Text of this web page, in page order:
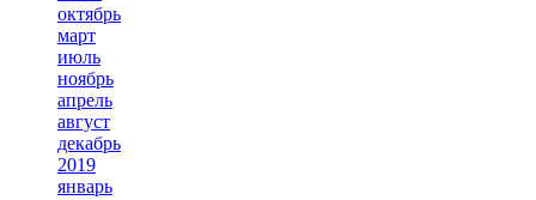
октябрь
март
июль
ноябрь
апрель
август
декабрь
2019
январь